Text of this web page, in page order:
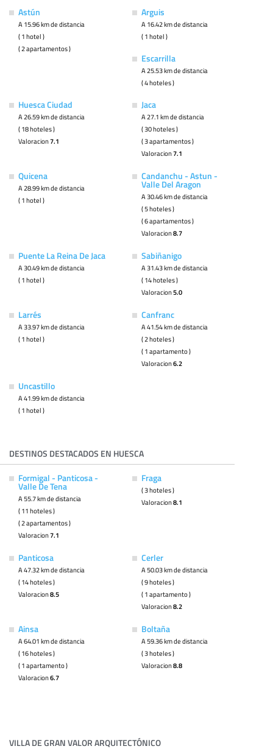
Astún
A 15.96 km de distancia
( 1 hotel )
( 2 apartamentos )
Arguis
A 16.42 km de distancia
( 1 hotel )
Escarrilla
A 25.53 km de distancia
( 4 hoteles )
Huesca Ciudad
A 26.59 km de distancia
( 18 hoteles )
Valoracion7.1
Jaca
A 27.1 km de distancia
( 30 hoteles )
( 3 apartamentos )
Valoracion7.1
Quicena
A 28.99 km de distancia
( 1 hotel )
Candanchu - Astun -
Valle Del Aragon
A 30.46 km de distancia
( 5 hoteles )
( 6 apartamentos )
Valoracion8.7
Puente La Reina De Jaca
A 30.49 km de distancia
( 1 hotel )
Sabiñanigo
A 31.43 km de distancia
( 14 hoteles )
Valoracion5.0
Larrés
A 33.97 km de distancia
( 1 hotel )
Canfranc
A 41.54 km de distancia
( 2 hoteles )
( 1 apartamento )
Valoracion6.2
Uncastillo
A 41.99 km de distancia
( 1 hotel )
DESTINOS DESTACADOS EN HUESCA
Formigal - Panticosa -
Valle De Tena
A 55.7 km de distancia
( 11 hoteles )
( 2 apartamentos )
Valoracion7.1
Fraga
( 3 hoteles )
Valoracion8.1
Panticosa
A 47.32 km de distancia
( 14 hoteles )
Valoracion8.5
Cerler
A 50.03 km de distancia
( 9 hoteles )
( 1 apartamento )
Valoracion8.2
Ainsa
A 64.01 km de distancia
( 16 hoteles )
( 1 apartamento )
Valoracion6.7
Boltaña
A 59.36 km de distancia
( 3 hoteles )
Valoracion8.8
VILLA DE GRAN VALOR ARQUITECTÓNICO